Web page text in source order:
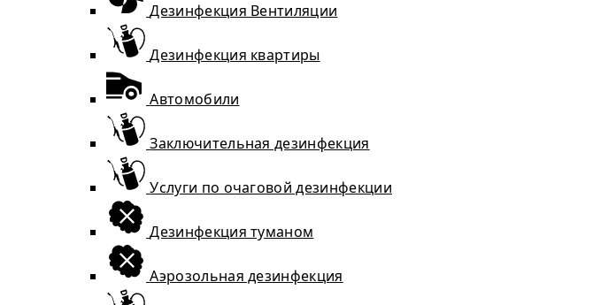
Дезинфекция Вентиляции
Дезинфекция квартиры
Автомобили
Заключительная дезинфекция
Услуги по очаговой дезинфекции
Дезинфекция туманом
Аэрозольная дезинфекция